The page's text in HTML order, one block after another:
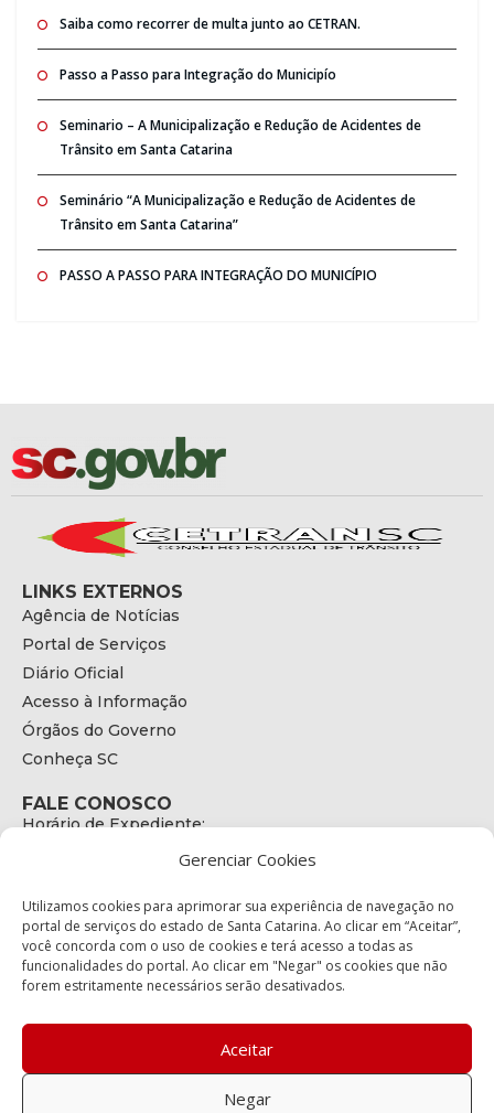
Gerenciar Cookies
Utilizamos cookies para aprimorar sua experiência de navegação no
portal de serviços do estado de Santa Catarina. Ao clicar em “Aceitar”,
você concorda com o uso de cookies e terá acesso a todas as
funcionalidades do portal. Ao clicar em "Negar" os cookies que não
forem estritamente necessários serão desativados.
Aceitar
Negar
Saiba como recorrer de multa junto ao CETRAN.
Passo a Passo para Integração do Municipío
Seminario – A Municipalização e Redução de Acidentes de
Trânsito em Santa Catarina
Seminário “A Municipalização e Redução de Acidentes de
Trânsito em Santa Catarina”
PASSO A PASSO PARA INTEGRAÇÃO DO MUNICÍPIO
LINKS EXTERNOS
Agência de Notícias
Portal de Serviços
Diário Oficial
Acesso à Informação
Órgãos do Governo
Conheça SC
FALE CONOSCO
Horário de Expediente:
E-mail:
secretariaexecutiva@cetran.sc.gov.br
ENDEREÇO
Endereço:
Bairro:
Coqueiros, Florianópolis SC
88.080-160